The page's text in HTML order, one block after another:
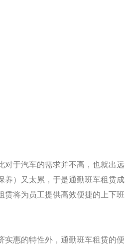
对于汽车的需求并不高，也就出远
养）又太累，于是通勤班车租赁成
赁将为员工提供高效便捷的上下班
实惠的特性外，通勤班车租赁的便